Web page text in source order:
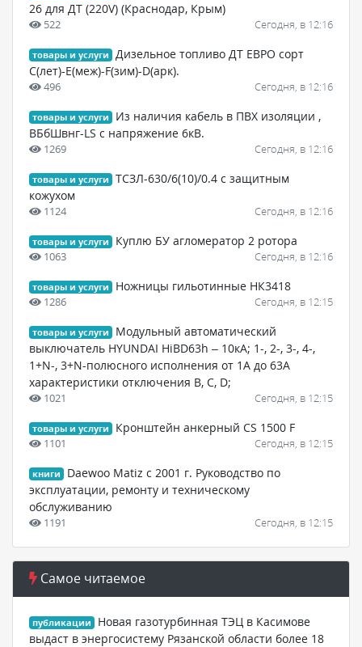
26 для ДТ (220V) (Краснодар, Крым)
522 Сегодня, в 12:16
товары и услуги
Дизельное топливо ДТ ЕВРО сорт
С(лет)-Е(меж)-F(зим)-D(арк).
496 Сегодня, в 12:16
товары и услуги
Из наличия кабель в ПВХ изоляции ,
ВБбШвнг-LS с напряжение 6кВ.
1269 Сегодня, в 12:16
товары и услуги
ТСЗЛ-630/6(10)/0.4 с защитным
кожухом
1124 Сегодня, в 12:16
товары и услуги Куплю БУ агломератор 2 ротора
1063 Сегодня, в 12:16
товары и услуги Ножницы гильотинные НК3418
1286 Сегодня, в 12:15
товары и услуги
Модульный автоматический
выключатель HYUNDAI HiBD63h – 10кА; 1-, 2-, 3-, 4-,
1+N-, 3+N-полюсного исполнения от 1А до 63А
характеристики отключения B, C, D;
1021 Сегодня, в 12:15
товары и услуги Кронштейн анкерный CS 1500 F
1101 Сегодня, в 12:15
книги
Daewoo Matiz с 2001 г. Руководство по
эксплуатации, ремонту и техническому
обслуживанию
1191 Сегодня, в 12:15
Самое читаемое
публикации
Новая газотурбинная ТЭЦ в Касимове
выдаст в энергосистему Рязанской области более 18